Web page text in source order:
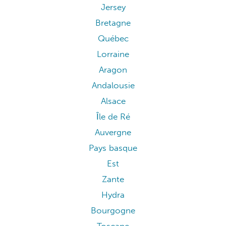
Jersey
Bretagne
Québec
Lorraine
Aragon
Andalousie
Alsace
Île de Ré
Auvergne
Pays basque
Est
Zante
Hydra
Bourgogne